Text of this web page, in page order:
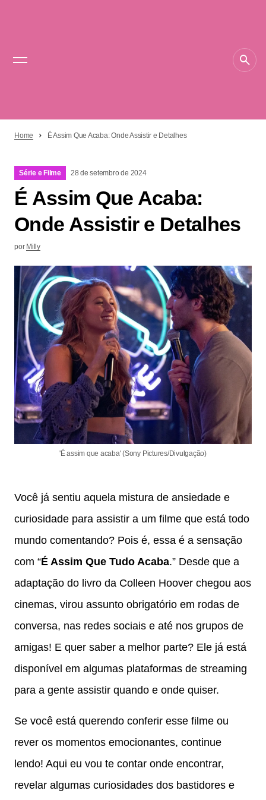
Home É Assim Que Acaba: Onde Assistir e Detalhes
Série e Filme 28 de setembro de 2024
É Assim Que Acaba:
Onde Assistir e Detalhes
por Milly
'É assim que acaba' (Sony Pictures/Divulgação)
Você já sentiu aquela mistura de ansiedade e
curiosidade para assistir a um filme que está todo
mundo comentando? Pois é, essa é a sensação
com “É Assim Que Tudo Acaba.” Desde que a
adaptação do livro da Colleen Hoover chegou aos
cinemas, virou assunto obrigatório em rodas de
conversa, nas redes sociais e até nos grupos de
amigas! E quer saber a melhor parte? Ele já está
disponível em algumas plataformas de streaming
para a gente assistir quando e onde quiser.
Se você está querendo conferir esse filme ou
rever os momentos emocionantes, continue
lendo! Aqui eu vou te contar onde encontrar,
revelar algumas curiosidades dos bastidores e